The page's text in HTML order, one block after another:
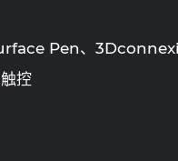
Pen、
控